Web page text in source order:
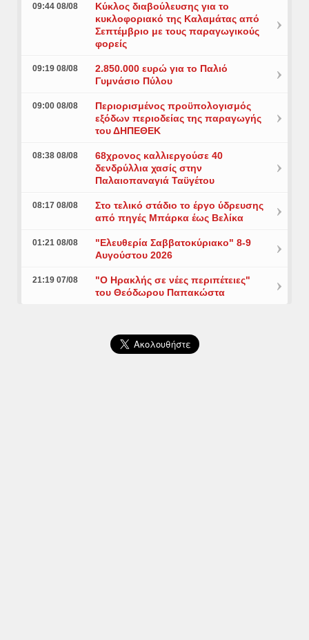
09:44 08/08
Κύκλος διαβούλευσης για το
κυκλοφοριακό της Καλαμάτας από
Σεπτέμβριο με τους παραγωγικούς
φορείς
09:19 08/08
2.850.000 ευρώ για το Παλιό
Γυμνάσιο Πύλου
09:00 08/08
Περιορισμένος προϋπολογισμός
εξόδων περιοδείας της παραγωγής
του ΔΗΠΕΘΕΚ
08:38 08/08
68χρονος καλλιεργούσε 40
δενδρύλλια χασίς στην
Παλαιοπαναγιά Ταϋγέτου
08:17 08/08
Στο τελικό στάδιο το έργο ύδρευσης
από πηγές Μπάρκα έως Βελίκα
01:21 08/08
"Ελευθερία Σαββατοκύριακο" 8-9
Αυγούστου 2026
21:19 07/08
"Ο Ηρακλής σε νέες περιπέτειες"
του Θεόδωρου Παπακώστα